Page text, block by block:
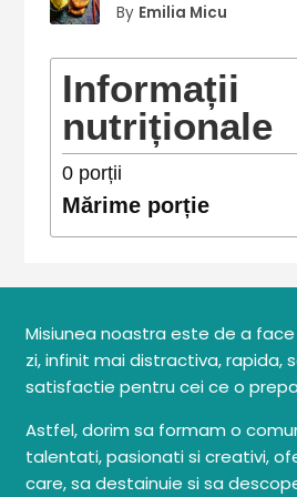
By Emilia Micu
Informații
nutriționale
0porții
Mărime porție
Misiunea noastra este de a
zi, infinit mai distractiva, rapida,
satisfactie pentru cei ce o
Astfel, dorim sa formam o
talentati, pasionati si creativi,
care, sa destainuie si sa